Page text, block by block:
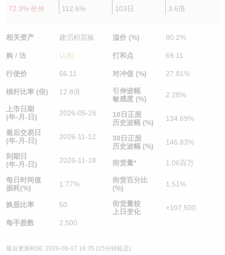
72.3% 价外
112.6%
103日
3.6倍
相关资产 建滔积层板
购 / 沽 认购
行使价 66.11
槓杆比率 (倍) 12.8倍
上市日期
(年-月-日)
2026-05-26
最后交易日
(年-月-日)
2026-11-12
到期日
(年-月-日)
2026-11-18
每日时间值
损耗(%)
1.77%
换股比率 50
每手股数 2,500
溢价 (%) 80.2%
打和点 69.11
对冲值 (%) 27.81%
引伸波幅
敏感度 (%)
2.28%
10日正股
历史波幅 (%)
134.69%
30日正股
历史波幅 (%)
146.83%
街货量* 1.06百万
街货百分比
(%)
1.51%
街货量较
上日变化
+107,500
最后更新时间: 2026-08-07 16:35 (15分钟延迟)